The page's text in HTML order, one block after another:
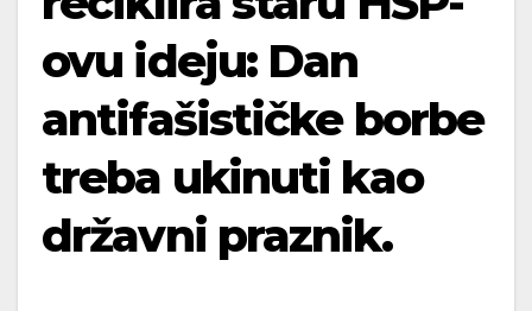
ovu ideju: Dan
antifašističke borbe
treba ukinuti kao
državni praznik.